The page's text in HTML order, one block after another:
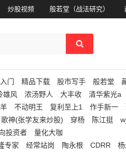
炒股视频 般若堂（战法研究）
门 精品下载 股市写手 般若堂
雄风 浓汤野人 大丰收 清华紫光a
不动明王 复利至上1 作手新一
歌神(张学友来炒股) 穿杨 陈江挺
投资者
量化大咖
专家 经常站岗 陶永根 CDRR